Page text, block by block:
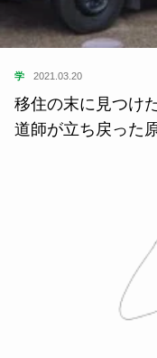
学 2021.03.20
移住の末に見つけ
道師が立ち戻った